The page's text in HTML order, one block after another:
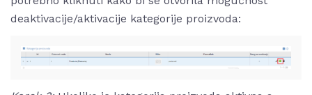
deaktivacije/aktivacije kategorije proizvoda: